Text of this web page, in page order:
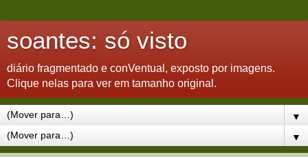
soantes: só visto
diário fragmentado e conVentual, exposto por imagens.
Clique nelas para ver em tamanho original.
▼
▼